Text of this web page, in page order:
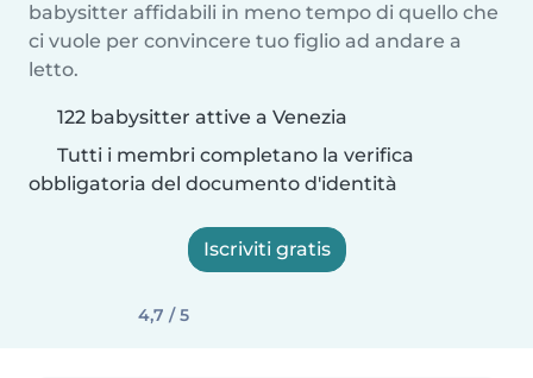
babysitter affidabili in meno tempo di quello che
ci vuole per convincere tuo figlio ad andare a
letto.
122 babysitter attive a Venezia
Tutti i membri completano la verifica
obbligatoria del documento d'identità
Iscriviti gratis
4,7 / 5